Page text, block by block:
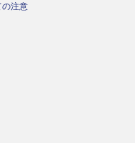
の注意